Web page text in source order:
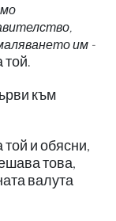
им -
той.
към
той и обясни,
това,
валута